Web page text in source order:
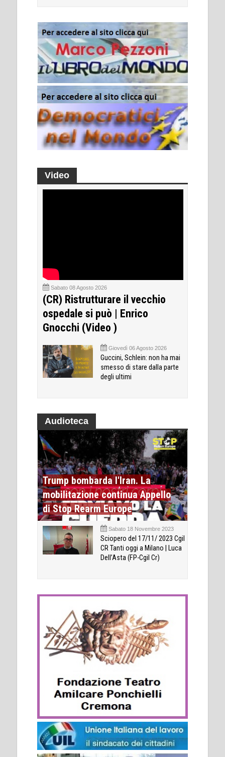
Video
Sabato 08 Agosto 2026
(CR) Ristrutturare il vecchio
ospedale si può | Enrico
Gnocchi (Video )
Giovedì 06 Agosto 2026
Guccini, Schlein: non ha mai
smesso di stare dalla parte
degli ultimi
Audioteca
Trump bombarda l'Iran. La
mobilitazione continua Appello
di Stop Rearm Europe
Sabato 18 Novembre 2023
Sciopero del 17/11/ 2023 Cgil
CR Tanti oggi a Milano | Luca
Dell’Asta (FP-Cgil Cr)